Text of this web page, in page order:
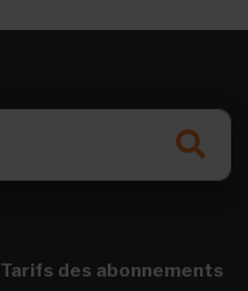
Tarifs des abonnements